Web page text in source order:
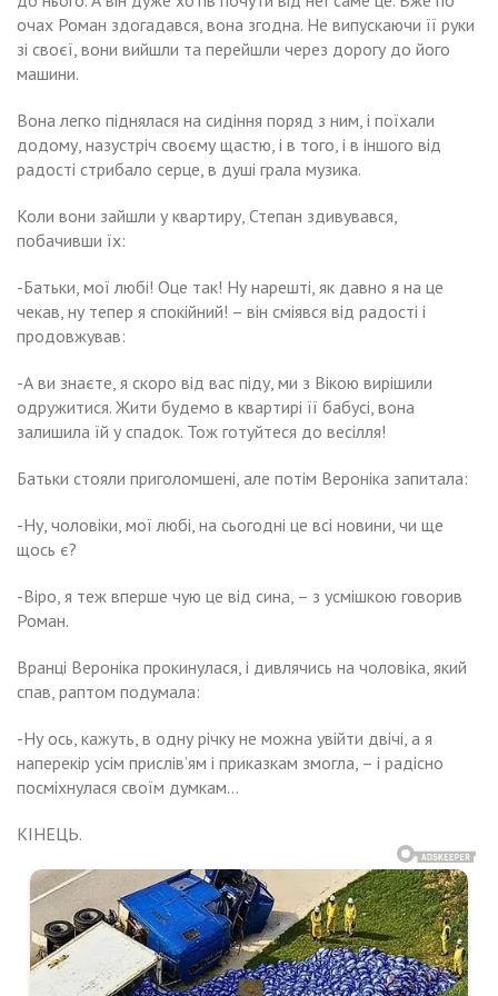
очах Роман здогадався, вона згодна. Не випускаючи її руки
зі своєї, вони вийшли та перейшли через дорогу до його
машини.
Вона легко піднялася на сидіння поряд з ним, і поїхали
додому, назустріч своєму щастю, і в того, і в іншого від
радості стрибало серце, в душі грала музика.
Коли вони зайшли у квартиру, Степан здивувався,
побачивши їх:
-Батьки, мої любі! Оце так! Ну нарешті, як давно я на це
чекав, ну тепер я спокійний! – він сміявся від радості і
продовжував:
-А ви знаєте, я скоро від вас піду, ми з Вікою вирішили
одружитися. Жити будемо в квартирі її бабусі, вона
залишила їй у спадок. Тож готуйтеся до весілля!
Батьки стояли приголомшені, але потім Вероніка запитала:
-Ну, чоловіки, мої любі, на сьогодні це всі новини, чи ще
щось є?
-Віро, я теж вперше чую це від сина, – з усмішкою говорив
Роман.
Вранці Вероніка прокинулася, і дивлячись на чоловіка, який
спав, раптом подумала:
-Ну ось, кажуть, в одну річку не можна увійти двічі, а я
наперекір усім прислів’ям і приказкам змогла, – і радісно
посміхнулася своїм думкам…
КІНЕЦЬ.
Олексій